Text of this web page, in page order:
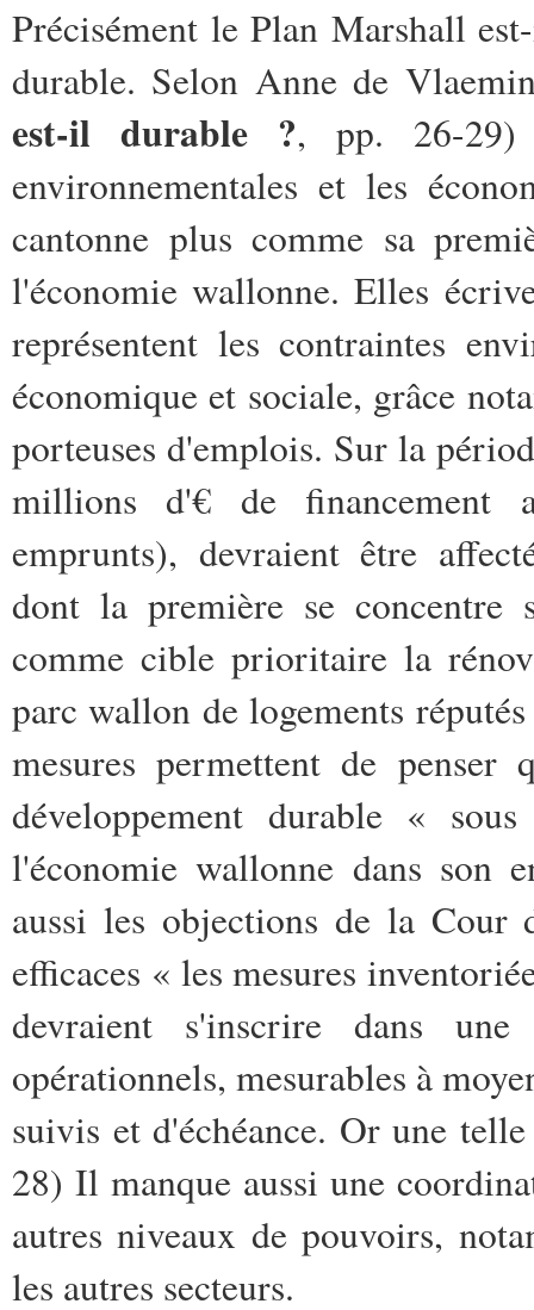
Précisément le Plan Marshall
durable. Selon Anne de
est-il durable ?, pp. 26-29)
environnementales et les
cantonne plus comme sa
l'économie wallonne. Elles
représentent les contraintes
économique et sociale, grâce
porteuses d'emplois. Sur la
millions d'€ de financement
emprunts), devraient être
dont la première se concentre
comme cible prioritaire la
parc wallon de logements
mesures permettent de
développement durable «
l'économie wallonne dans son
aussi les objections de la Cour
efficaces « les mesures
devraient s'inscrire dans
opérationnels, mesurables à
suivis et d'échéance. Or une
28) Il manque aussi une
autres niveaux de pouvoirs,
les autres secteurs.